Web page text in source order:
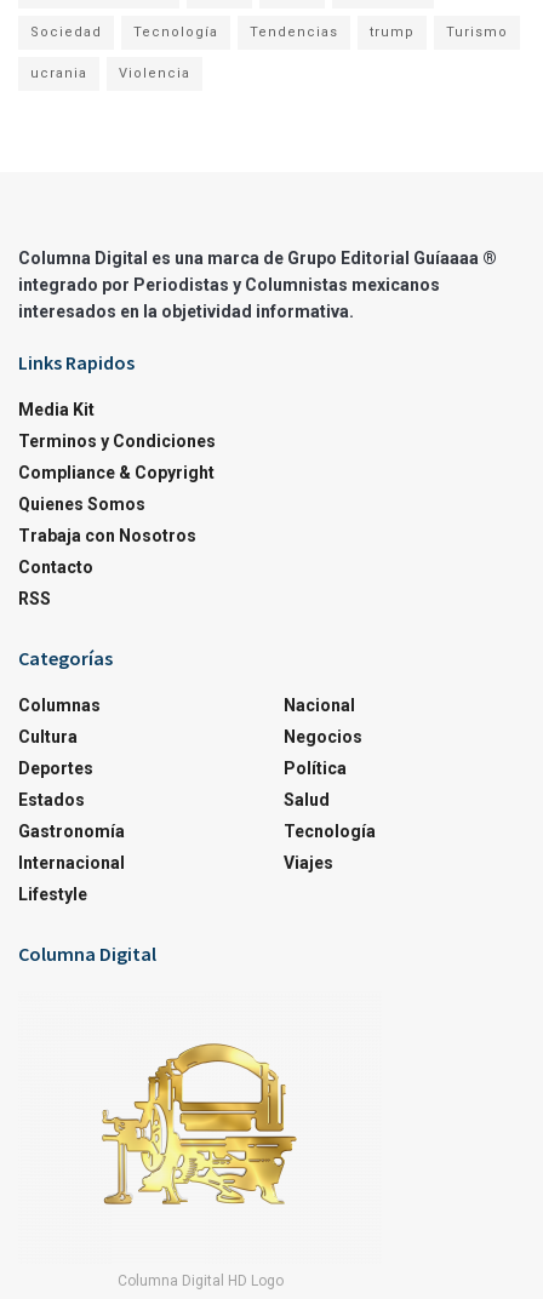
Sociedad Tecnología Tendencias trump Turismo
ucrania Violencia
Columna Digital es una marca de Grupo Editorial Guíaaaa ®
integrado por Periodistas y Columnistas mexicanos
interesados en la objetividad informativa.
Links Rapidos
Media Kit
Terminos y Condiciones
Compliance & Copyright
Quienes Somos
Trabaja con Nosotros
Contacto
RSS
Categorías
Columnas
Cultura
Deportes
Estados
Gastronomía
Internacional
Lifestyle
Nacional
Negocios
Política
Salud
Tecnología
Viajes
Columna Digital
Columna Digital HD Logo